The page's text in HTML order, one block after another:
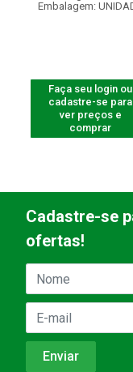
Embalagem:
Faça seu login ou
cadastre-se para
ver preços e
comprar
Cadastre-se
ofertas!